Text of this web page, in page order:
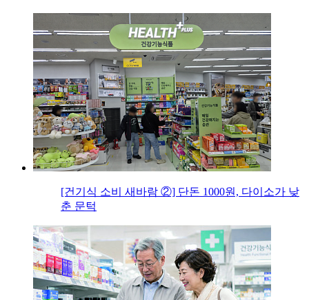
[건기식 소비 새바람 ②] 단돈 1000원, 다이소가 낮
춘 문턱